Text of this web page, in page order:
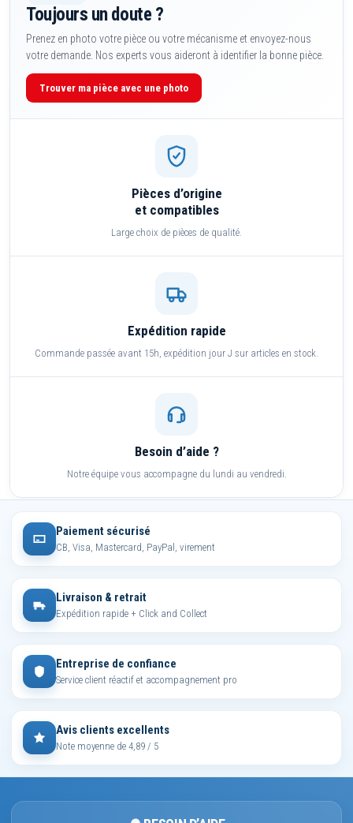
Toujours un doute ?
Prenez en photo votre pièce ou votre mécanisme et envoyez-nous
votre demande. Nos experts vous aideront à identifier la bonne pièce.
Trouver ma pièce avec une photo
Pièces d’origine
et compatibles
Large choix de pièces de qualité.
Expédition rapide
Commande passée avant 15h, expédition jour J sur articles en stock.
Besoin d’aide ?
Notre équipe vous accompagne du lundi au vendredi.
Paiement sécurisé
CB, Visa, Mastercard, PayPal, virement
Livraison & retrait
Expédition rapide + Click and Collect
Entreprise de confiance
Service client réactif et accompagnement pro
Avis clients excellents
Note moyenne de 4,89 / 5